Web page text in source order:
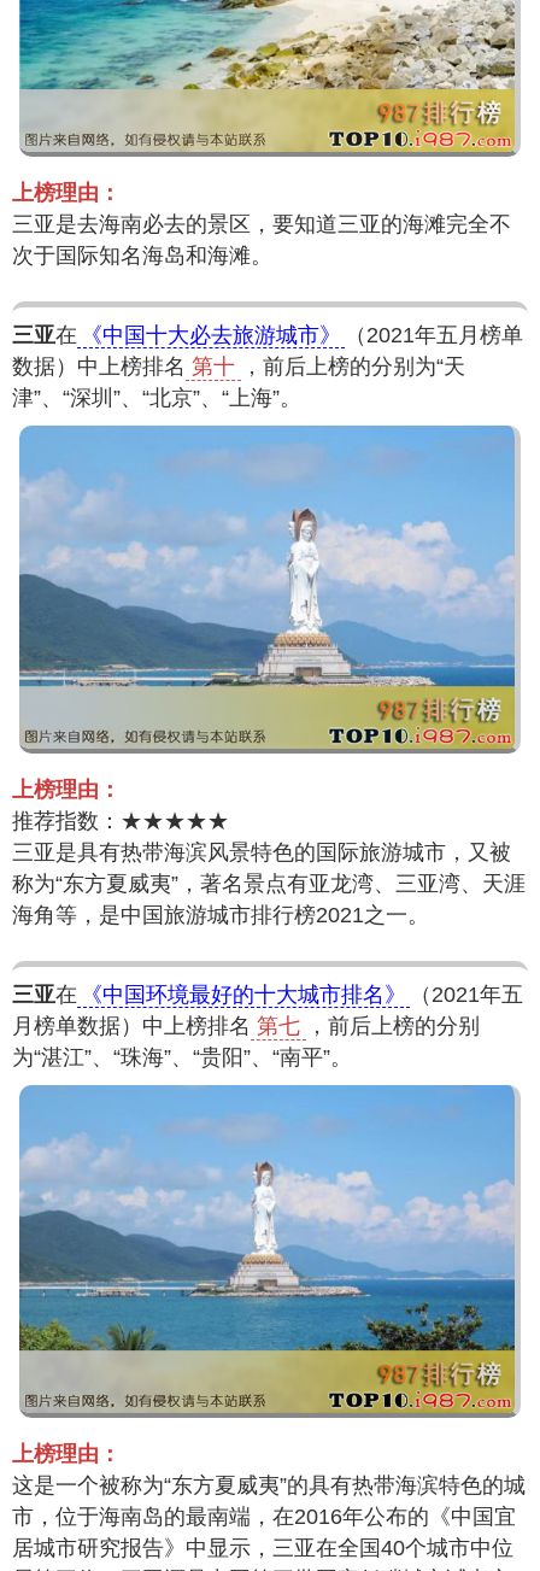
上榜理由：
三亚是去海南必去的景区，要知道三亚的海滩完全不
次于国际知名海岛和海滩。
三亚在 《中国十大必去旅游城市》
（2021年五月榜单
数据）中上榜排名 第十
，前后上榜的分别为“天
津”、“深圳”、“北京”、“上海”。
上榜理由：
推荐指数：★★★★★
三亚是具有热带海滨风景特色的国际旅游城市，又被
称为“东方夏威夷”，著名景点有亚龙湾、三亚湾、天涯
海角等，是中国旅游城市排行榜2021之一。
三亚在 《中国环境最好的十大城市排名》
（2021年五
月榜单数据）中上榜排名 第七
，前后上榜的分别
为“湛江”、“珠海”、“贵阳”、“南平”。
上榜理由：
这是一个被称为“东方夏威夷”的具有热带海滨特色的城
市，位于海南岛的最南端，在2016年公布的《中国宜
居城市研究报告》中显示，三亚在全国40个城市中位